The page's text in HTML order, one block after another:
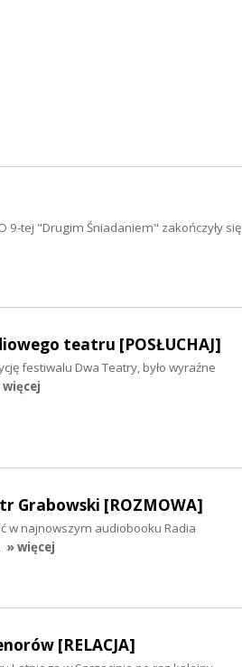
9-tej "Drugim Śniadaniem" zakończyły się
teatru [POSŁUCHAJ]
festiwalu Dwa Teatry, było wyraźne
więcej
Grabowski [ROZMOWA]
w najnowszym audiobooku Radia
» więcej
[RELACJA]